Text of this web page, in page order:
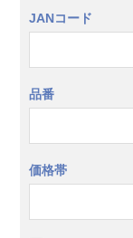
JANコード
品番
価格帯